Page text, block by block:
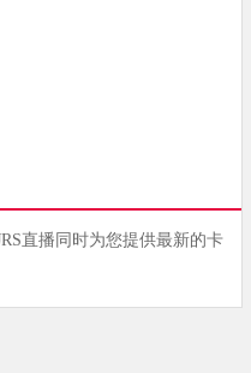
直播同时为您提供最新的卡